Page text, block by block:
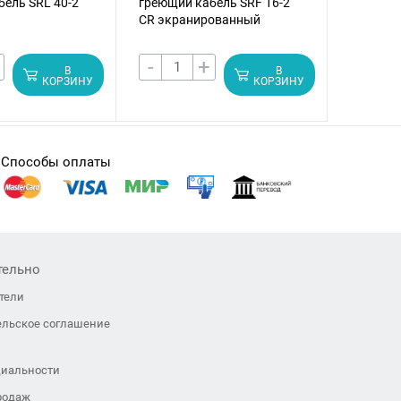
В
КОРЗИНУ
CR экранированный
- +
В
КОРЗИНУ
Способы оплаты
соглашение